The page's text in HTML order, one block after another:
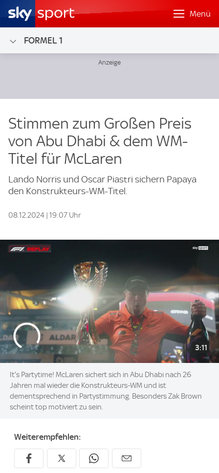
Menü
FORMEL 1
Stimmen zum Großen Preis
von Abu Dhabi & dem WM-
Titel für McLaren
Lando Norris und Oscar Piastri sichern Papaya
den Konstrukteurs-WM-Titel.
08.12.2024 | 19:07 Uhr
3:11
It's Partytime! McLaren sichert sich in Abu Dhabi nach 26
Jahren mal wieder die Konstrukteurs-WM und ist
dementsprechend in Partystimmung. Besonders Zak Brown
scheint top motiviert zu sein.
Weiterempfehlen: